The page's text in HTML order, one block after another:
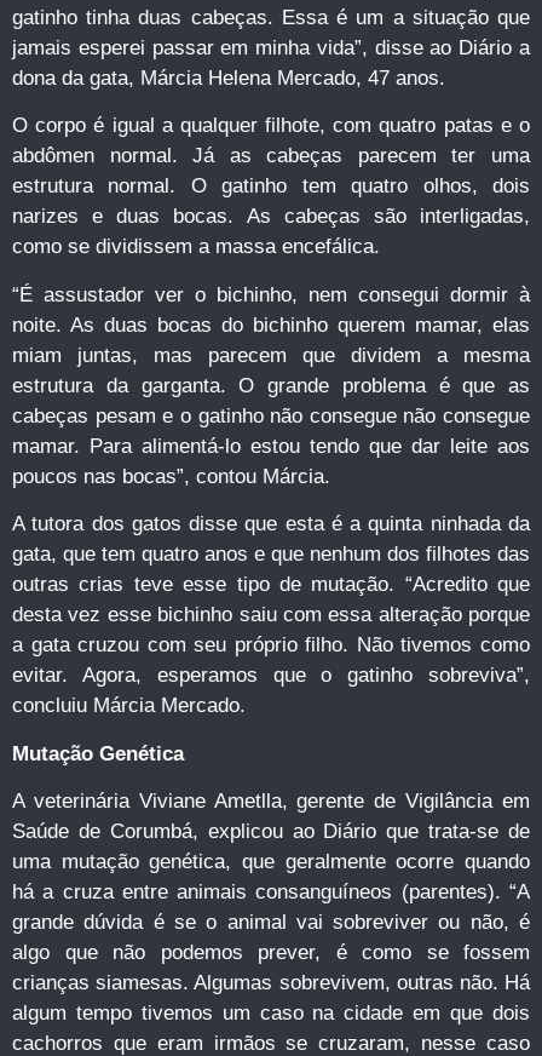
gatinho tinha duas cabeças. Essa é um a situação que
jamais esperei passar em minha vida”, disse ao Diário a
dona da gata, Márcia Helena Mercado, 47 anos.
O corpo é igual a qualquer filhote, com quatro patas e o
abdômen normal. Já as cabeças parecem ter uma
estrutura normal. O gatinho tem quatro olhos, dois
narizes e duas bocas. As cabeças são interligadas,
como se dividissem a massa encefálica.
“É assustador ver o bichinho, nem consegui dormir à
noite. As duas bocas do bichinho querem mamar, elas
miam juntas, mas parecem que dividem a mesma
estrutura da garganta. O grande problema é que as
cabeças pesam e o gatinho não consegue não consegue
mamar. Para alimentá-lo estou tendo que dar leite aos
poucos nas bocas”, contou Márcia.
A tutora dos gatos disse que esta é a quinta ninhada da
gata, que tem quatro anos e que nenhum dos filhotes das
outras crias teve esse tipo de mutação. “Acredito que
desta vez esse bichinho saiu com essa alteração porque
a gata cruzou com seu próprio filho. Não tivemos como
evitar. Agora, esperamos que o gatinho sobreviva”,
concluiu Márcia Mercado.
Mutação Genética
A veterinária Viviane Ametlla, gerente de Vigilância em
Saúde de Corumbá, explicou ao Diário que trata-se de
uma mutação genética, que geralmente ocorre quando
há a cruza entre animais consanguíneos (parentes). “A
grande dúvida é se o animal vai sobreviver ou não, é
algo que não podemos prever, é como se fossem
crianças siamesas. Algumas sobrevivem, outras não. Há
algum tempo tivemos um caso na cidade em que dois
cachorros que eram irmãos se cruzaram, nesse caso